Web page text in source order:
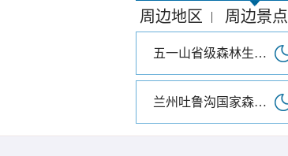
周边地区 | 周边景点
五一山省级森林生态旅游区
兰州吐鲁沟国家森林公园